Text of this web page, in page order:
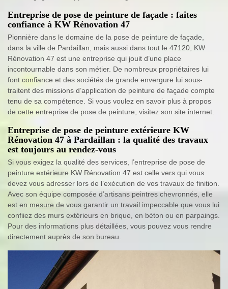
Entreprise de pose de peinture de façade : faites
confiance à KW Rénovation 47
Pionnière dans le domaine de la pose de peinture de façade,
dans la ville de Pardaillan, mais aussi dans tout le 47120, KW
Rénovation 47 est une entreprise qui jouit d’une place
incontournable dans son métier. De nombreux propriétaires lui
font confiance et des sociétés de grande envergure lui sous-
traitent des missions d’application de peinture de façade compte
tenu de sa compétence. Si vous voulez en savoir plus à propos
de cette entreprise de pose de peinture, visitez son site internet.
Entreprise de pose de peinture extérieure KW
Rénovation 47 à Pardaillan : la qualité des travaux
est toujours au rendez-vous
Si vous exigez la qualité des services, l’entreprise de pose de
peinture extérieure KW Rénovation 47 est celle vers qui vous
devez vous adresser lors de l’exécution de vos travaux de finition.
Avec son équipe composée d’artisans peintres chevronnés, elle
est en mesure de vous garantir un travail impeccable que vous lui
confiiez des murs extérieurs en brique, en béton ou en parpaings.
Pour des informations plus détaillées, vous pouvez vous rendre
directement auprès de son bureau.